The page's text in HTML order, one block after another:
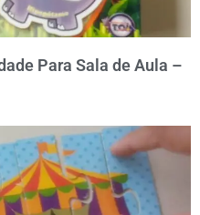
Para Sala de Aula –